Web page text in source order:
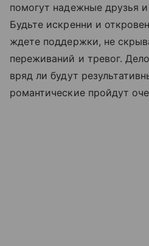
помогут надежные друзья
Будьте искренни и
ждете поддержки, не
переживаний и тревог.
вряд ли будут
романтические пройдут